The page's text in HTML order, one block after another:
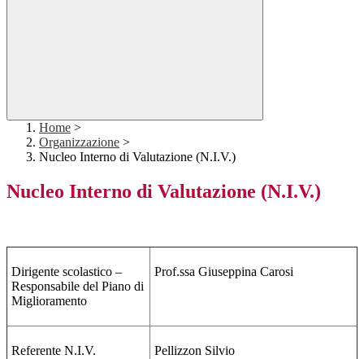
Home >
Organizzazione >
Nucleo Interno di Valutazione (N.I.V.)
Nucleo Interno di Valutazione (N.I.V.)
Dirigente scolastico –
Responsabile del Piano di
Miglioramento
Prof.ssa Giuseppina Carosi
Referente N.I.V. Pellizzon Silvio